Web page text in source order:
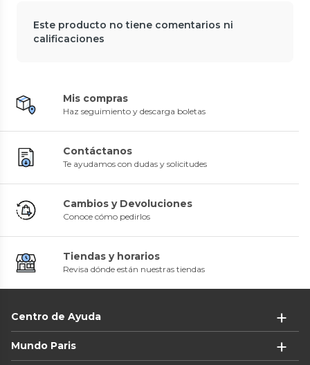
Este producto no tiene comentarios ni
calificaciones
Mis compras
Haz seguimiento y descarga boletas
Contáctanos
Te ayudamos con dudas y solicitudes
Cambios y Devoluciones
Conoce cómo pedirlos
Tiendas y horarios
Revisa dónde están nuestras tiendas
Centro de Ayuda
Mundo Paris